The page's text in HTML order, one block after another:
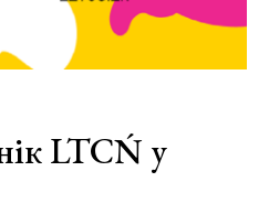
LTCŃ у